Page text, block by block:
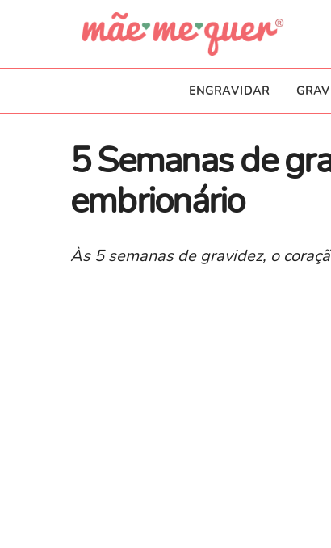
ENGRAVIDAR
5 Semanas de
embrionário
Às 5 semanas de gravidez, o